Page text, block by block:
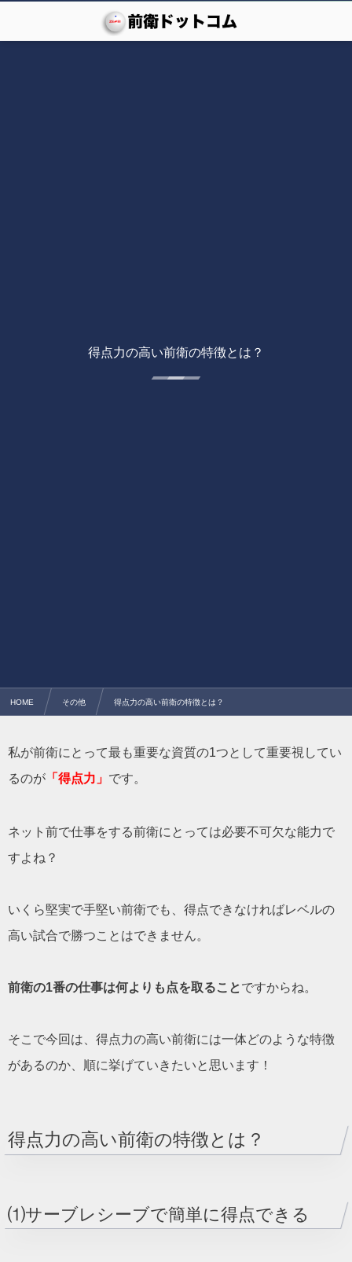
得点力の高い前衛の特徴とは？
HOME その他 得点力の高い前衛の特徴とは？
私が前衛にとって最も重要な資質の1つとして重要視してい
るのが 「得点力」 です。
ネット前で仕事をする前衛にとっては必要不可欠な能力で
すよね？
いくら堅実で手堅い前衛でも、得点できなければレベルの
高い試合で勝つことはできません。
前衛の1番の仕事は何よりも点を取ることですからね。
そこで今回は、得点力の高い前衛には一体どのような特徴
があるのか、順に挙げていきたいと思います！
得点力の高い前衛の特徴とは？
⑴サーブレシーブで簡単に得点できる